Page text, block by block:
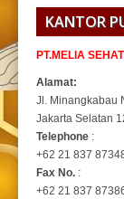
KANTOR
PT.MELIA
Alamat:
Jl. Minangkabau
Jakarta Selatan
Telephone :
+62 21 837
Fax No. :
+62 21 837